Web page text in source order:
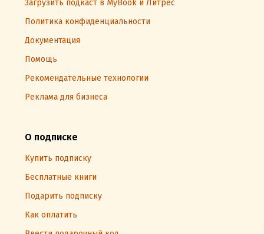
Загрузить подкаст в MyBook и Литрес
Политика конфиденциальности
Документация
Помощь
Рекомендательные технологии
Реклама для бизнеса
О подписке
Купить подписку
Бесплатные книги
Подарить подписку
Как оплатить